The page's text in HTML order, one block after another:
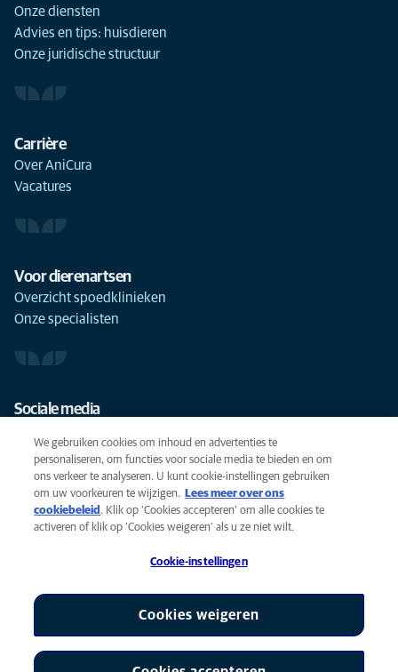
Onze diensten
Advies en tips: huisdieren
Onze juridische structuur
Carrière
Over AniCura
Vacatures
Voor dierenartsen
Overzicht spoedklinieken
Onze specialisten
Sociale media
Cookies
Privacyverklaring
AniCura is een partner van Mars, Inc © 2026
We gebruiken cookies om inhoud en advertenties te
personaliseren, om functies voor sociale media te bieden en om
ons verkeer te analyseren. U kunt cookie-instellingen gebruiken
om uw voorkeuren te wijzigen.
Lees meer over ons
cookiebeleid (opens in a new tab)
. Klik op 'Cookies accepteren' om alle cookies te
activeren of klik op 'Cookies weigeren' als u ze niet wilt.
Cookie-instellingen
Cookies weigeren